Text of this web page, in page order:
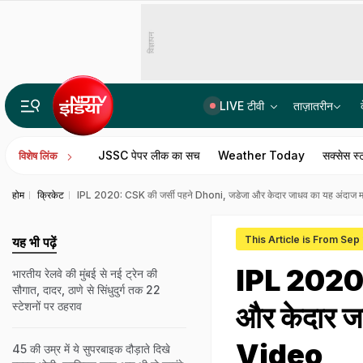
विज्ञापन
LIVE टीवी ताज़ातरीन
विशेष लिंक JSSC पेपर लीक का सच Weather Today सक्सेस
होम क्रिकेट IPL 2020: CSK की जर्सी पहने Dhoni, जडेजा और केदार जाधव का यह अंदाज
This Article is From Sep
IPL
और केदार
Video
यह भी पढ़ें
भारतीय रेलवे की मुंबई से नई ट्रेन की
सौगात, दादर, ठाणे से सिंधुदुर्ग तक 22
स्टेशनों पर ठहराव
45 की उम्र में ये सुपरबाइक दौड़ाते दिखे